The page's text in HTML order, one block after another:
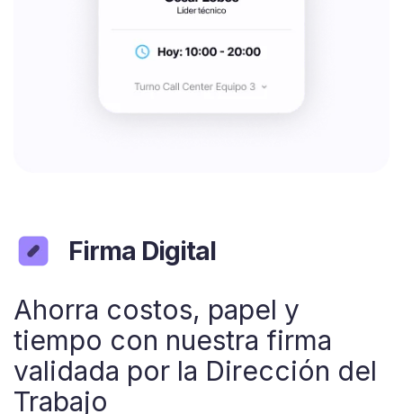
Firma Digital
Ahorra costos, papel y
tiempo con nuestra firma
validada por la Dirección del
Trabajo